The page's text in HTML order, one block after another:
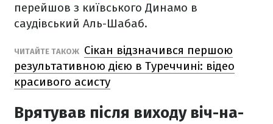
перейшов з київського Динамо в
саудівський Аль-Шабаб.
ЧИТАЙТЕ ТАКОЖ Сікан відзначився першою
результативною дією в Туреччині: відео
красивого асисту
Врятував після виходу віч-на-